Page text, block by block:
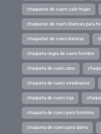
chaquetas de cuero cafe mujer
chaquetas de cuero blancas para
chaquetas de cuero baratas
chaqueta negra de cuero hombre
chaqueta de cuero zara
chaqueta de cuero stradivarius
chaqueta de cuero roja
chaqueta de cuero para hombres
chaqueta de cuero para dama